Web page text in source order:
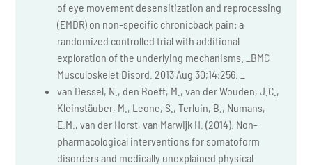
of eye movement desensitization and reprocessing
(EMDR) on non-specific chronicback pain: a
randomized controlled trial with additional
exploration of the underlying mechanisms. _BMC
Musculoskelet Disord. 2013 Aug 30;14:256. _
van Dessel, N., den Boeft, M., van der Wouden, J.C.,
Kleinstäuber, M., Leone, S., Terluin, B., Numans,
E.M., van der Horst, van Marwijk H. (2014). Non-
pharmacological interventions for somatoform
disorders and medically unexplained physical